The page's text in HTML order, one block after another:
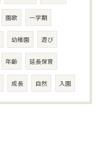
園歌 一学期
幼稚園 遊び
年齢 延長保育
成長 自然 入園